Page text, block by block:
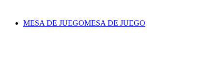
MESA DE JUEGOMESA DE JUEGO